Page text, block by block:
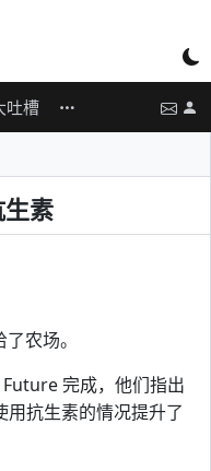
吐槽
素
农场。
完成，他们指出
抗生素的情况提升了